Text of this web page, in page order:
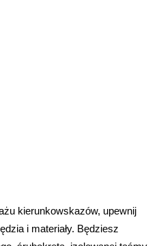
kierunkowskazów, upewnij
i materiały. Będziesz